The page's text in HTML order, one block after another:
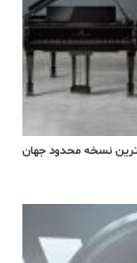
نسخه محدود جهان